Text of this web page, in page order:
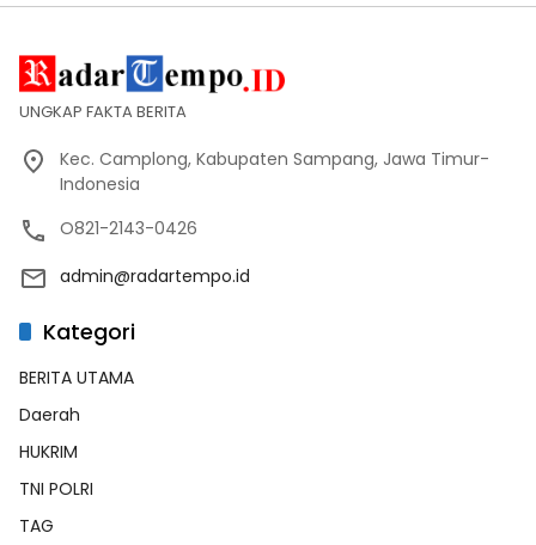
UNGKAP FAKTA BERITA
Kec. Camplong, Kabupaten Sampang, Jawa Timur-
Indonesia
O821-2143-0426
admin@radartempo.id
Kategori
BERITA UTAMA
Daerah
HUKRIM
TNI POLRI
TAG